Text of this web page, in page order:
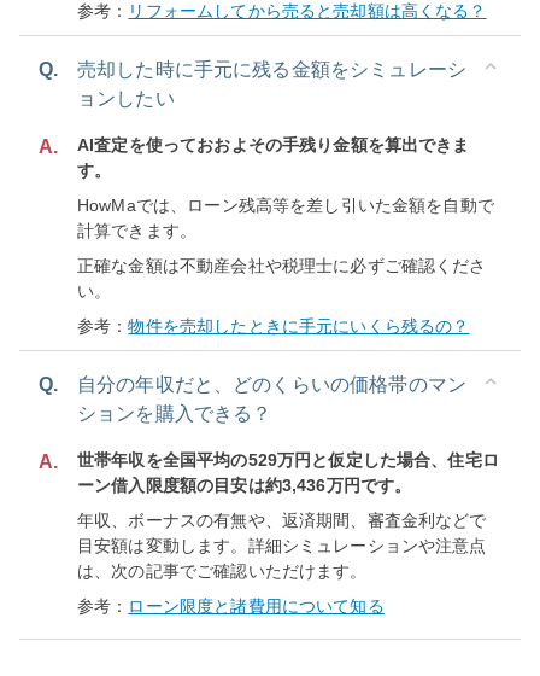
参考： リフォームしてから売ると売却額は高くなる？
Q.
売却した時に手元に残る金額をシミュレーシ
ョンしたい
A.
AI査定を使っておおよその手残り金額を算出できま
す。
HowMaでは、ローン残高等を差し引いた金額を自動で
計算できます。
正確な金額は不動産会社や税理士に必ずご確認くださ
い。
参考：物件を売却したときに手元にいくら残るの？
Q.
自分の年収だと、どのくらいの価格帯のマン
ションを購入できる？
A.
世帯年収を全国平均の529万円と仮定した場合、住宅ロ
ーン借入限度額の目安は約3,436万円です。
年収、ボーナスの有無や、返済期間、審査金利などで
目安額は変動します。詳細シミュレーションや注意点
は、次の記事でご確認いただけます。
参考： ローン限度と諸費用について知る